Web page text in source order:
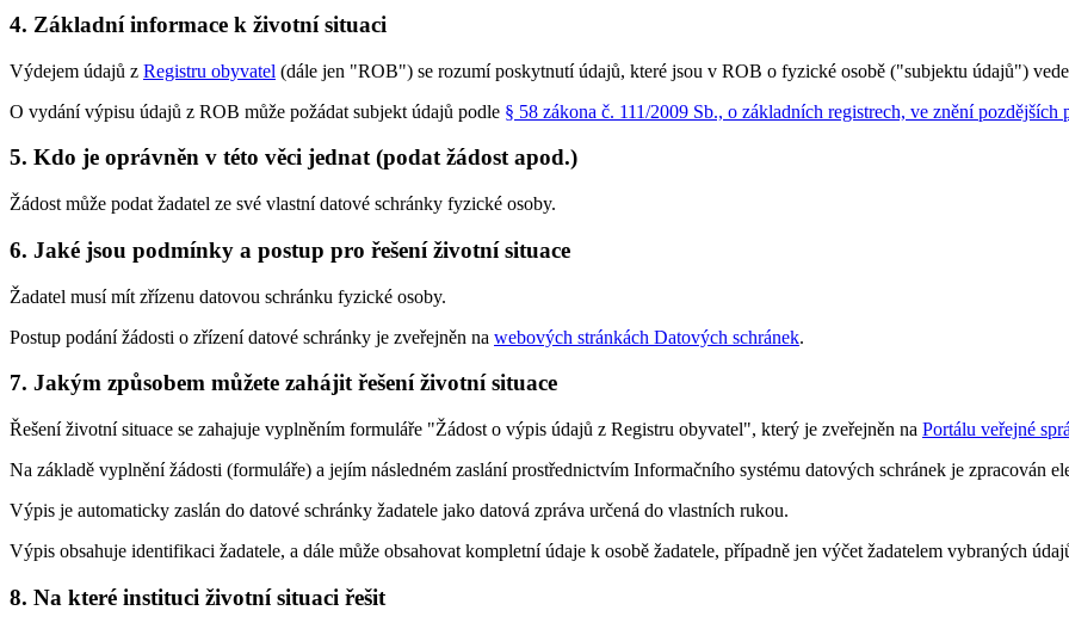
4. Základní informace k životní situaci
Výdejem údajů z Registru obyvatel (dále jen "ROB") se rozumí poskytnutí údajů, které jsou v ROB o fyzické osobě ("subjektu údajů")
O vydání výpisu údajů z ROB může požádat subjekt údajů podle § 58 zákona č. 111/2009 Sb., o základních registrech, ve znění pozdějších
5. Kdo je oprávněn v této věci jednat (podat žádost apod.)
Žádost může podat žadatel ze své vlastní datové schránky fyzické osoby.
6. Jaké jsou podmínky a postup pro řešení životní situace
Žadatel musí mít zřízenu datovou schránku fyzické osoby.
Postup podání žádosti o zřízení datové schránky je zveřejněn na webových stránkách Datových schránek.
7. Jakým způsobem můžete zahájit řešení životní situace
Řešení životní situace se zahajuje vyplněním formuláře "Žádost o výpis údajů z Registru obyvatel", který je zveřejněn na Portálu veřejné
Na základě vyplnění žádosti (formuláře) a jejím následném zaslání prostřednictvím Informačního systému datových schránek je zpracován
Výpis je automaticky zaslán do datové schránky žadatele jako datová zpráva určená do vlastních rukou.
Výpis obsahuje identifikaci žadatele, a dále může obsahovat kompletní údaje k osobě žadatele, případně jen výčet žadatelem vybraných
8. Na které instituci životní situaci řešit